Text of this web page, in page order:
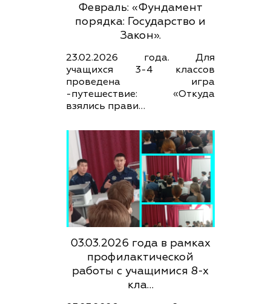
Февраль: «Фундамент
порядка: Государство и
Закон».
23.02.2026 года. Для
учащихся 3-4 классов
проведена игра
-путешествие: «Откуда
взялись прави…
03.03.2026 года в рамках
профилактической
работы с учащимися 8-х
кла…